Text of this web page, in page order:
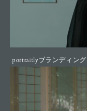
portraitlyブランディン